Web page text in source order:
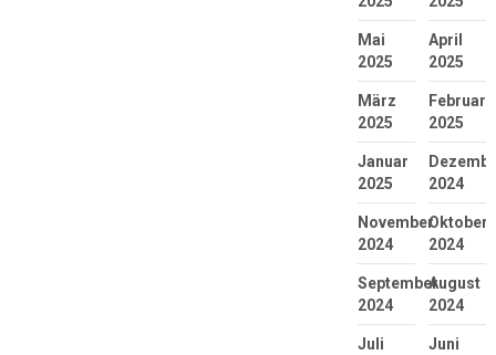
Mai
2025
April
2025
März
2025
Februar
2025
Januar
2025
2024
November
2024
Oktober
2024
September
2024
August
2024
Juli
Juni